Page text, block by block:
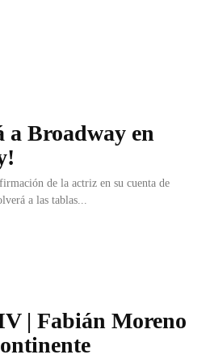
Broadway en
de la actriz en su cuenta de
a las tablas...
| Fabián Moreno